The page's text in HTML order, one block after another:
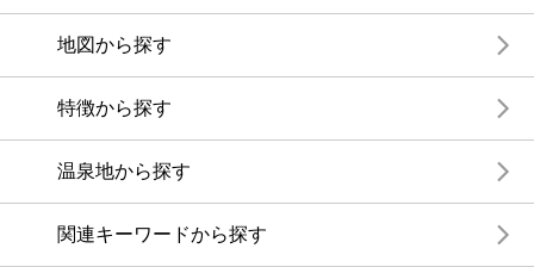
地図から探す
特徴から探す
温泉地から探す
関連キーワードから探す